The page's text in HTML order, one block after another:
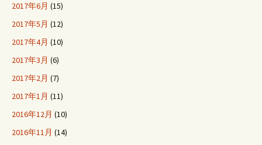
2017年6月 (15)
2017年5月 (12)
2017年4月 (10)
2017年3月 (6)
2017年2月 (7)
2017年1月 (11)
2016年12月 (10)
2016年11月 (14)